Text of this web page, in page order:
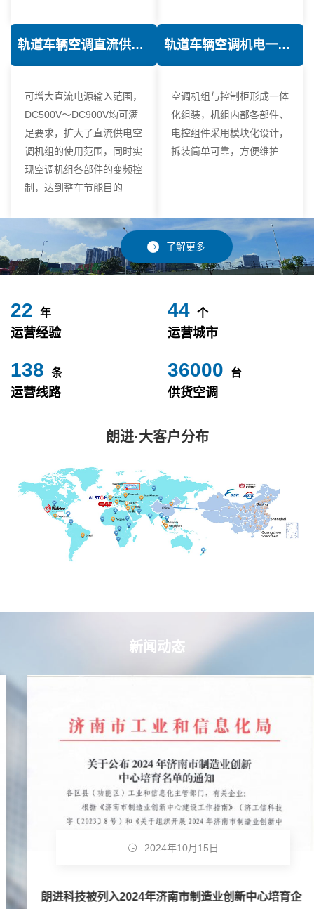
轨道车辆空调直流供电技术
可增大直流电源输入范围，
DC500V～DC900V均可满
足要求，扩大了直流供电空
调机组的使用范围，同时实
现空调机组各部件的变频控
制，达到整车节能目的
轨道车辆空调机电一体化技术
空调机组与控制柜形成一体
化组装，机组内部各部件、
电控组件采用模块化设计，
拆装简单可靠，方便维护
了解更多
24 年
运营经验
49 个
运营城市
153 条
运营线路
40000 台
供货空调
朗进·大客户分布
新闻动态
2024年10月15日
朗进科技被列入2024年济南市制造业创新中心培育企